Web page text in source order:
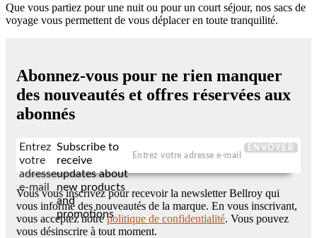
Que vous partiez pour une nuit ou pour un court séjour, nos sacs de
voyage vous permettent de vous déplacer en toute tranquilité.
Abonnez-vous pour ne rien manquer
des nouveautés et offres réservées aux
abonnés
Entrez
votre
adresse
e-mail
Subscribe to
receive
updates about
new products
and
promotions
ENVOYER
Vous vous inscrivez pour recevoir la newsletter Bellroy qui
vous informe des nouveautés de la marque. En vous inscrivant,
vous acceptez notrepolitique de confidentialité. Vous pouvez
vous désinscrire à tout moment.